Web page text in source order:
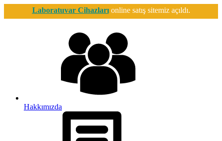
Laboratuvar Cihazlarıonline satış sitemiz açıldı.
Hakkımızda